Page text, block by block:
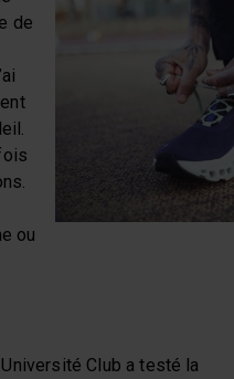
de
ou
Club a testé la